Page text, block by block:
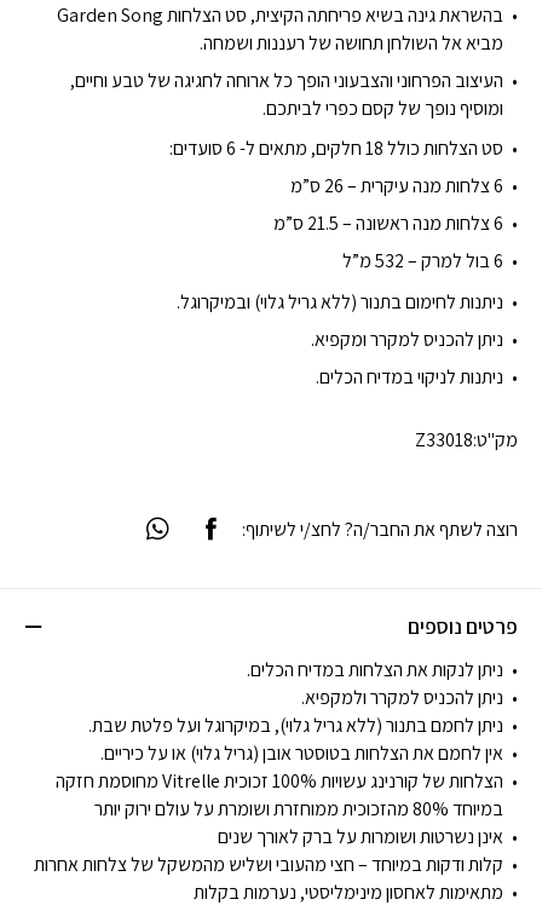
בהשראת גינה בשיא פריחתה הקיצית, סט הצלחות Garden Song
מביא אל השולחן תחושה של רעננות ושמחה.
העיצוב הפרחוני והצבעוני הופך כל ארוחה לחגיגה של טבע וחיים,
ומוסיף נופך של קסם כפרי לביתכם.
סט הצלחות כולל 18 חלקים, מתאים ל- 6 סועדים:
6 צלחות מנה עיקרית – 26 ס”מ
6 צלחות מנה ראשונה – 21.5 ס”מ
6 בול למרק – 532 מ”ל
ניתנות לחימום בתנור (ללא גריל גלוי) ובמיקרוגל.
ניתן להכניס למקרר ומקפיא.
ניתנות לניקוי במדיח הכלים.
מק"ט:Z33018
פרטים נוספים
ניתן לנקות את הצלחות במדיח הכלים.
ניתן להכניס למקרר ולמקפיא.
ניתן לחמם בתנור (ללא גריל גלוי), במיקרוגל ועל פלטת שבת.
אין לחמם את הצלחות בטוסטר אובן (גריל גלוי) או על כיריים.
הצלחות של קורנינג עשויות 100% זכוכית Vitrelle מחוסמת חזקה
במיוחד 80% מהזכוכית ממוחזרת ושומרת על עולם ירוק יותר
אינן נשרטות ושומרות על ברק לאורך שנים
קלות ודקות במיוחד – חצי מהעובי ושליש מהמשקל של צלחות אחרות
מתאימות לאחסון מינימליסטי, נערמות בקלות
רוצה לשתף את החבר/ה? לחצ/י לשיתוף: